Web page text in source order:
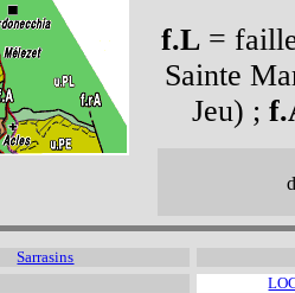
f.L =
Sainte
Jeu) ;
Sarrasins